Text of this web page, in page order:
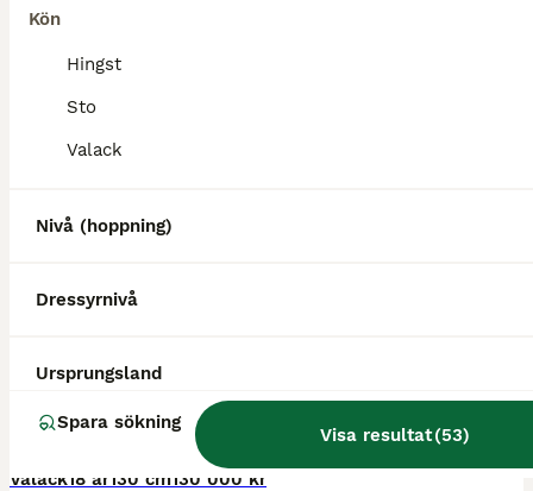
Kön
Hingst
Sto
Valack
Nivå (hoppning)
Dressyrnivå
Ursprungsland
Spara sökning
Visa resultat(53)
En läromästare med stort ❤️
Valack18 år 130 cm130 000 kr